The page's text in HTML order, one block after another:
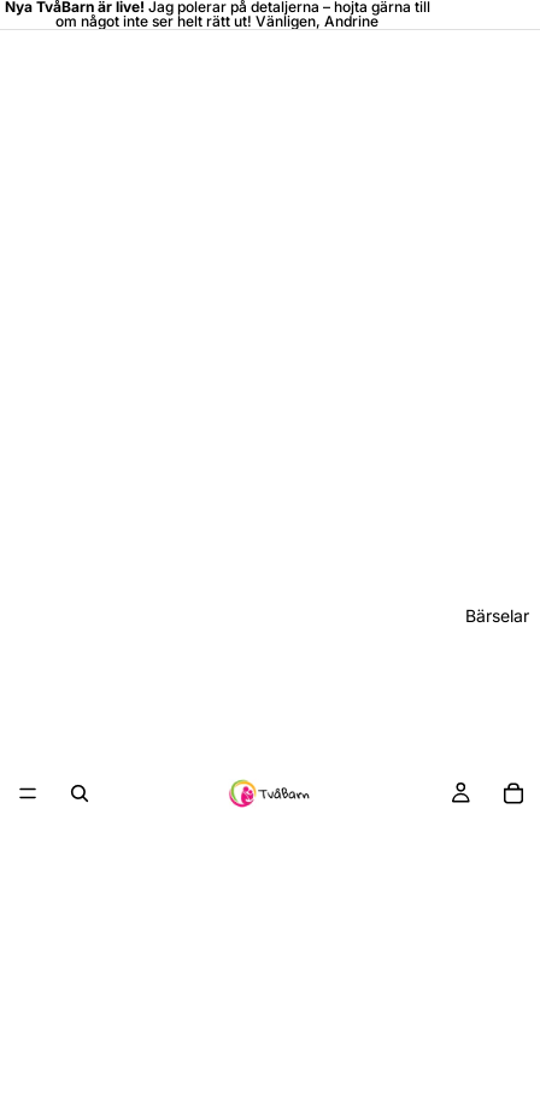
Nya TvåBarn är live! Jag polerar på detaljerna – hojta gärna till
om något inte ser helt rätt ut! Vänligen, Andrine
Bärselar